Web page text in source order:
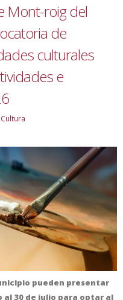
Mont-roig del
de
culturales
e
Cultura
pueden presentar
al 30 de julio para optar al